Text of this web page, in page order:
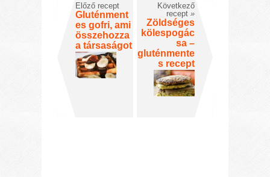
Előző recept
Gluténment
es gofri, ami
összehozza
a társaságot
Következő
recept »
Zöldséges
kölespogác
sa –
gluténmente
s recept